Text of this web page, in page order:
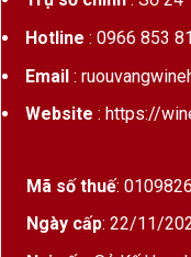
Hotline : 0966 853
Email:
Website : https://
Mã số thuế:
Ngày cấp: 22/11/